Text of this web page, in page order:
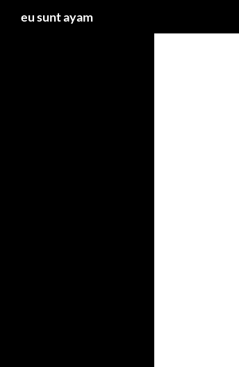
eu sunt ayam